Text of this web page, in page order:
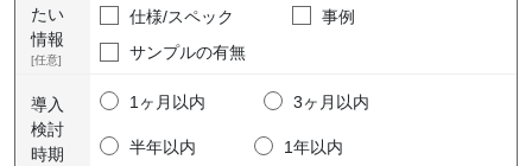
たい
情報
[任意]
仕様/スペック
事例
サンプルの有無
導入
検討
時期
1ヶ月以内 3ヶ月以内
半年以内 1年以内